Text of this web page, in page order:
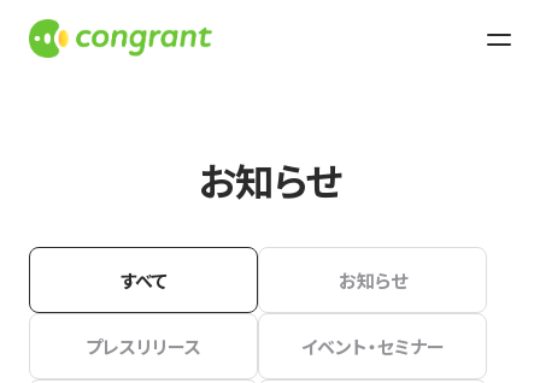
お知らせ
すべて お知らせ
プレスリリース イベント・セミナー